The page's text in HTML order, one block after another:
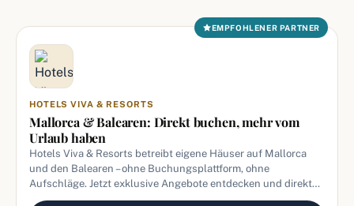
EMPFOHLENER PARTNER
HOTELS VIVA & RESORTS
Mallorca & Balearen: Direkt buchen, mehr vom
Urlaub haben
Hotels Viva & Resorts betreibt eigene Häuser auf Mallorca
und den Balearen – ohne Buchungsplattform, ohne
Aufschläge. Jetzt exklusive Angebote entdecken und direkt
zum Bestpreis sichern.